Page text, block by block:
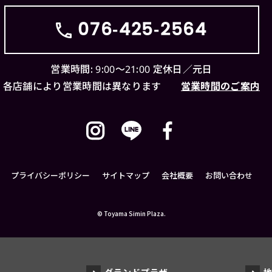
076-425-2564
営業時間: 9:00〜21:00 定休日／元日
各店舗により営業時間は異なります
営業時間のご案内
プライバシーポリシー サイトマップ 会社概要 お問い合わせ
© Toyama Simin Plaza.